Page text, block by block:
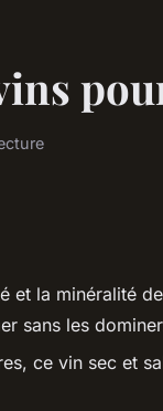
et la minéralité
sans les
ce vin sec et